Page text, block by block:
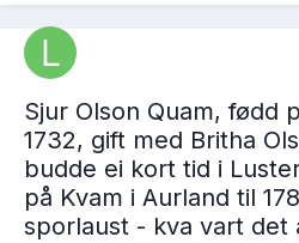
Sjur Olson Quam, fødd
1732, gift med Britha
budde ei kort tid i
på Kvam i Aurland til
sporlaust - kva vart det